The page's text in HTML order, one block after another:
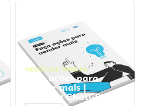
NEGÓCIOS, VENDAS
Faça ações para
vender mais |
Prompts ChatGPT